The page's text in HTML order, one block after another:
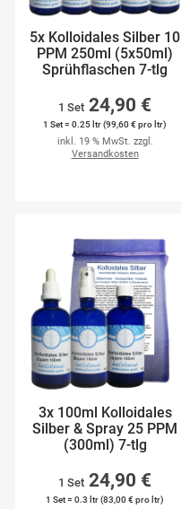
5x Kolloidales Silber 10
PPM 250ml (5x50ml)
Sprühflaschen 7-tlg
1 Set 24,90 €
1 Set = 0.25 ltr (99,60 € pro ltr)
inkl. 19 % MwSt. zzgl.
Versandkosten
3x 100ml Kolloidales
Silber & Spray 25 PPM
(300ml) 7-tlg
1 Set 24,90 €
1 Set = 0.3 ltr (83,00 € pro ltr)